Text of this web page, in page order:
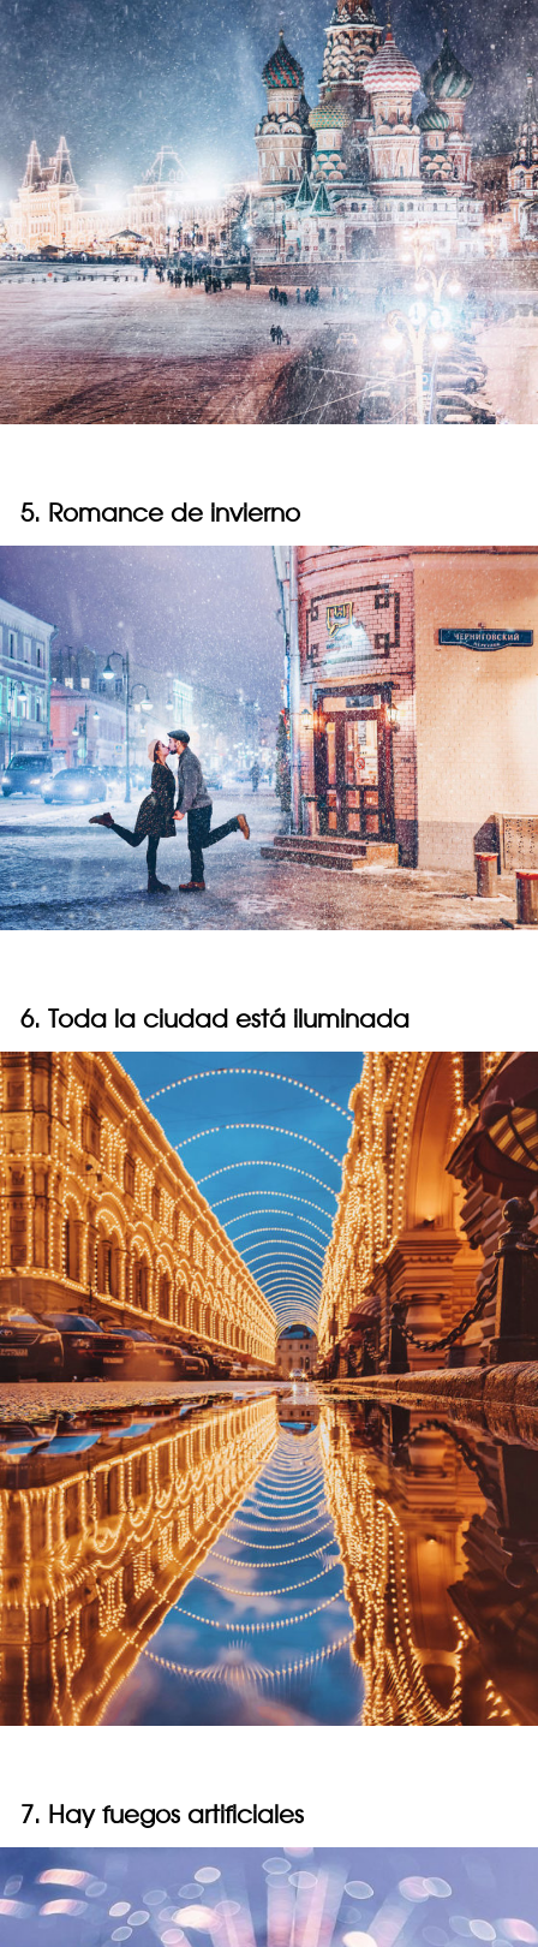
5. Romance de invierno
6. Toda la ciudad está iluminada
7. Hay fuegos artificiales